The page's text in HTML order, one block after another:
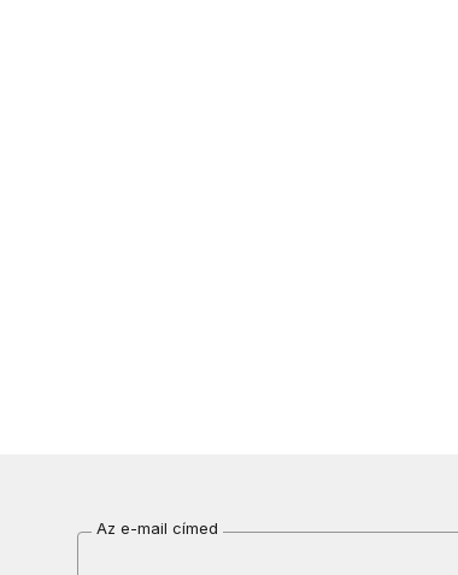
Az e-mail címed